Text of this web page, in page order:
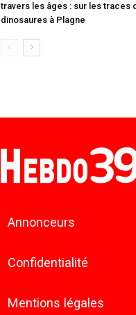
travers les âges : sur les traces
dinosaures à Plagne